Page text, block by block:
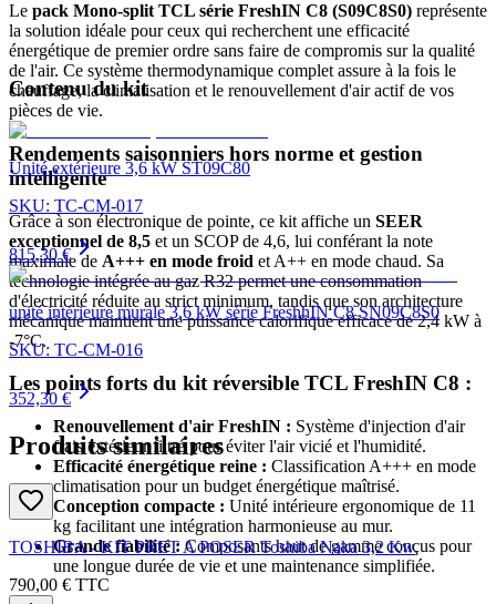
Le pack Mono-split TCL série FreshIN C8 (S09C8S0) représente
la solution idéale pour ceux qui recherchent une efficacité
énergétique de premier ordre sans faire de compromis sur la qualité
de l'air. Ce système thermodynamique complet assure à la fois le
chauffage, la climatisation et le renouvellement d'air actif de vos
pièces de vie.
Rendements saisonniers hors norme et gestion
intelligente
Grâce à son électronique de pointe, ce kit affiche un SEER
exceptionnel de 8,5 et un SCOP de 4,6, lui conférant la note
maximale de A+++ en mode froid et A++ en mode chaud. Sa
technologie intégrée au gaz R32 permet une consommation
d'électricité réduite au strict minimum, tandis que son architecture
mécanique maintient une puissance calorifique efficace de 2,4 kW à
-7°C.
Les points forts du kit réversible TCL FreshIN C8 :
Renouvellement d'air FreshIN : Système d'injection d'air
frais extérieur filtré pour éviter l'air vicié et l'humidité.
Efficacité énergétique reine : Classification A+++ en mode
climatisation pour un budget énergétique maîtrisé.
Conception compacte : Unité intérieure ergonomique de 11
kg facilitant une intégration harmonieuse au mur.
Grande fiabilité : Composants haut de gamme conçus pour
une longue durée de vie et une maintenance simplifiée.
Contenu du kit
Unité extérieure 3,6 kW ST09C80
SKU: TC-CM-017
815,30 €
unité intérieure murale 3,6 kW série FreshhIN C8 SN09C8S0
SKU: TC-CM-016
352,30 €
Produits similaires
TOSHIBA - KIT PRET A POSER Toshiba Naka 3,2 Kw
790,00 € TTC